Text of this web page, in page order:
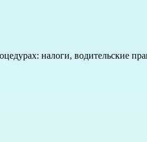
налоги, водительские